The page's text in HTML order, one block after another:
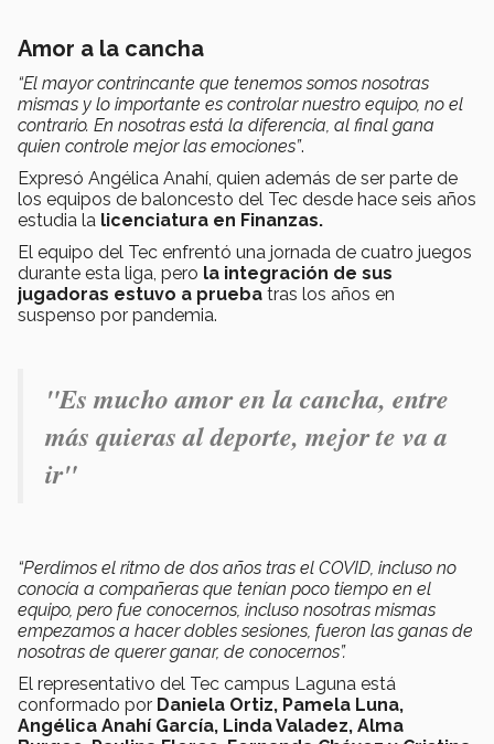
Amor a la cancha
“El mayor contrincante que tenemos somos nosotras
mismas y lo importante es controlar nuestro equipo, no el
contrario. En nosotras está la diferencia, al final gana
quien controle mejor las emociones”.
Expresó Angélica Anahí, quien además de ser parte de
los equipos de baloncesto del Tec desde hace seis años
estudia la licenciatura en Finanzas.
El equipo del Tec enfrentó una jornada de cuatro juegos
durante esta liga, pero la integración de sus
jugadoras estuvo a prueba tras los años en
suspenso por pandemia.
"Es mucho amor en la cancha, entre
más quieras al deporte, mejor te va a
ir"
“Perdimos el ritmo de dos años tras el COVID, incluso no
conocía a compañeras que tenían poco tiempo en el
equipo, pero fue conocernos, incluso nosotras mismas
empezamos a hacer dobles sesiones, fueron las ganas de
nosotras de querer ganar, de conocernos”.
El representativo del Tec campus Laguna está
conformado por Daniela Ortiz, Pamela Luna,
Angélica Anahí García, Linda Valadez, Alma